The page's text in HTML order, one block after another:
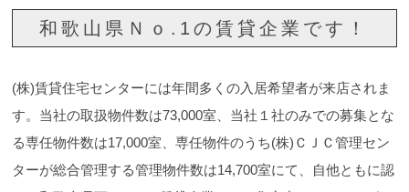
和歌山県Ｎｏ.1の賃貸企業です！
(株)賃貸住宅センターには年間多くの入居希望者が来店されま
す。当社の取扱物件数は73,000室、当社１社のみでの募集とな
る専任物件数は17,000室、専任物件のうち(株)ＣＪＣ管理セン
ターが総合管理する管理物件数は14,700室にて、自他ともに認